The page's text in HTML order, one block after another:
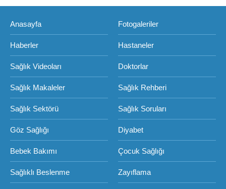
Anasayfa Fotogaleriler
Haberler Hastaneler
Sağlık Videoları Doktorlar
Sağlık Makaleler Sağlık Rehberi
Sağlık Sektörü Sağlık Soruları
Göz Sağlığı Diyabet
Bebek Bakımı Çocuk Sağlığı
Sağlıklı Beslenme Zayıflama